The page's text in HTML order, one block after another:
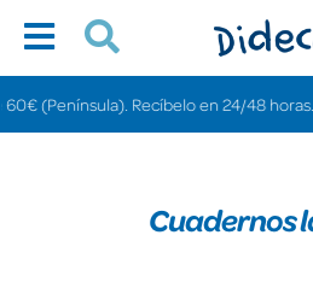
Recíbelo en 24/48 horas. Recogida
Cuadernos